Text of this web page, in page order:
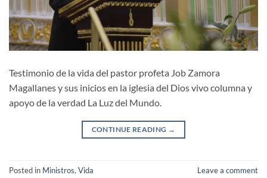
Testimonio de la vida del pastor profeta Job Zamora
Magallanes y sus inicios en la iglesia del Dios vivo columna y
apoyo de la verdad La Luz del Mundo.
CONTINUE READING →
Posted in Ministros, Vida Leave a comment